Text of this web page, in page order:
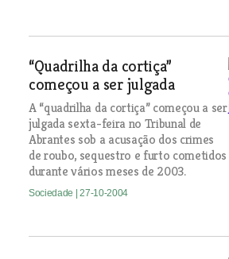
“Quadrilha da cortiça”
começou a ser julgada
A “quadrilha da cortiça” começou a ser
julgada sexta-feira no Tribunal de
Abrantes sob a acusação dos crimes
de roubo, sequestro e furto cometidos
durante vários meses de 2003.
Sociedade | 27-10-2004